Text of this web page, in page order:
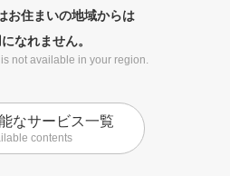
お住まいの地域からは
なれません。
not available in your region.
なサービス一覧
contents